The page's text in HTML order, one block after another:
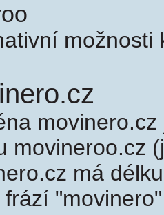
movineroo.cz
má
frází